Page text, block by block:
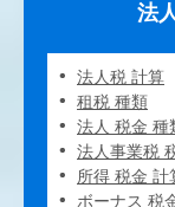
法
法人税 計算
租税 種類
法人 税金 種
法人事業税
所得 税金 計
ボーナス 税